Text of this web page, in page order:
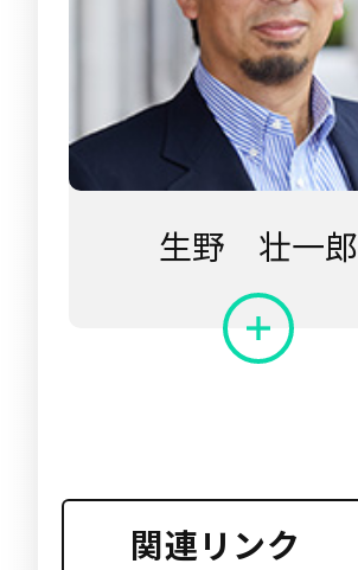
生野 壮一郎
関連リンク